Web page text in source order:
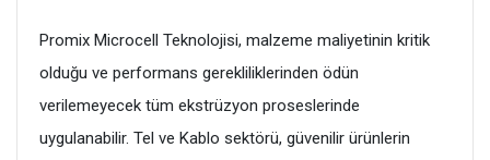
Promix Microcell Teknolojisi, malzeme maliyetinin kritik
olduğu ve performans gerekliliklerinden ödün
verilemeyecek tüm ekstrüzyon proseslerinde
uygulanabilir. Tel ve Kablo sektörü, güvenilir ürünlerin